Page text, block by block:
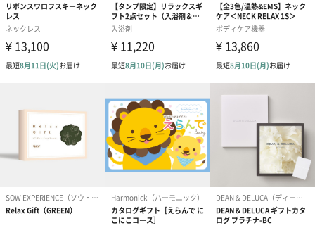
紅茶・コーヒー・スイーツ
紅茶・コーヒー・スイーツを同梱してお届けいたします。ギフト
への＋αにおすすめです。
BIRTHDAY TO YOU）
（660円）
（660円）
フルーツティ
円）